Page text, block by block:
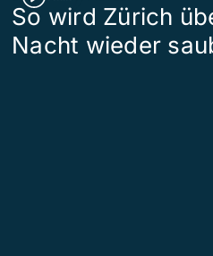
So wird Zürich
Nacht wieder